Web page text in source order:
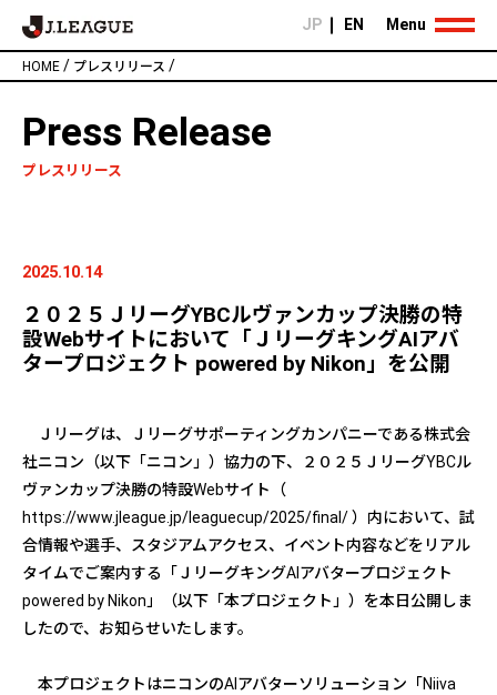
JP EN
HOME / プレスリリース /
Menu
Press Release
プレスリリース
2025.10.14
２０２５ＪリーグYBCルヴァンカップ決勝の特
設Webサイトにおいて「ＪリーグキングAIアバ
タープロジェクト powered by Nikon」を公開
Ｊリーグは、Ｊリーグサポーティングカンパニーである株式会
社ニコン（以下「ニコン」）協力の下、２０２５ＪリーグYBCル
ヴァンカップ決勝の特設Webサイト（
https://www.jleague.jp/leaguecup/2025/final/ ）内において、試
合情報や選手、スタジアムアクセス、イベント内容などをリアル
タイムでご案内する「ＪリーグキングAIアバタープロジェクト
powered by Nikon」（以下「本プロジェクト」）を本日公開しま
したので、お知らせいたします。
本プロジェクトはニコンのAIアバターソリューション「Niiva